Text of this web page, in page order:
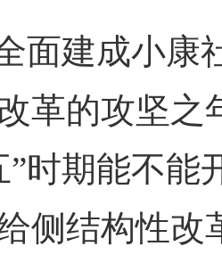
面建成小康
革的攻坚之
”时期能不能
侧结构性改